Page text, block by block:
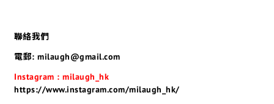
聯絡我們
電郵: milaugh@gmail.com
Instagram : milaugh_hk
https://www.instagram.com/milaugh_hk/